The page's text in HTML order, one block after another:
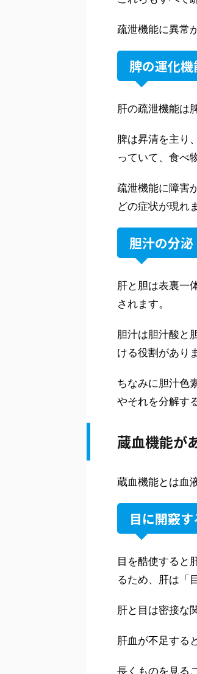
疏泄機能に異常
脾の運化
肝の疏泄機能は
脾は昇清を主り
っていて、食べ
疏泄機能に障害
どの症状が現れ
胆汁の分
肝と胆は表裏一
されます。
胆汁は胆汁酸と
ける役割があり
ちなみに胆汁色
やそれを分解す
蔵血機能が
蔵血機能とは血
目に開竅す
目を酷使すると
るため、肝は「
肝と目は密接な
肝血が不足する
長くものを見る